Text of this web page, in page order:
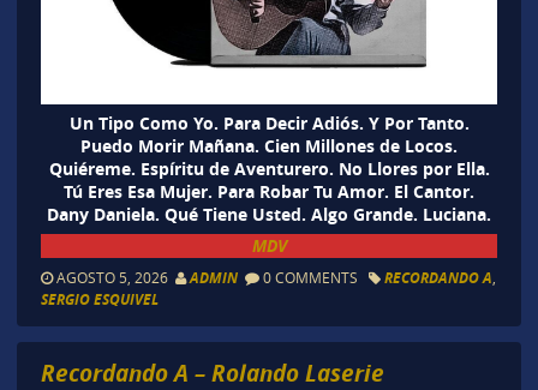
Un Tipo Como Yo. Para Decir Adiós. Y Por Tanto.
Puedo Morir Mañana. Cien Millones de Locos.
Quiéreme. Espíritu de Aventurero. No Llores por Ella.
Tú Eres Esa Mujer. Para Robar Tu Amor. El Cantor.
Dany Daniela. Qué Tiene Usted. Algo Grande. Luciana.
MDV
AGOSTO 5, 2026 ADMIN 0 COMMENTS RECORDANDO A
SERGIO ESQUIVEL
Recordando A – Rolando Laserie